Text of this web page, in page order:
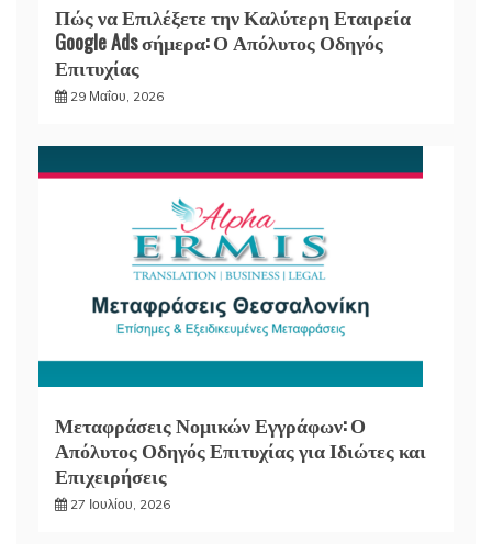
Πώς να Επιλέξετε την Καλύτερη Εταιρεία
Google Ads σήμερα: Ο Απόλυτος Οδηγός
Επιτυχίας
29 Μαΐου, 2026
Μεταφράσεις Νομικών Εγγράφων: Ο
Απόλυτος Οδηγός Επιτυχίας για Ιδιώτες και
Επιχειρήσεις
27 Ιουλίου, 2026